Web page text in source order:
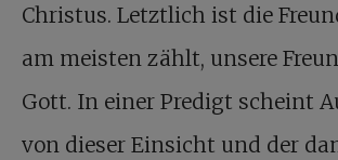
Christus. Letztlich ist die
am meisten zählt, unsere
Gott. In einer Predigt scheint
von dieser Einsicht und der